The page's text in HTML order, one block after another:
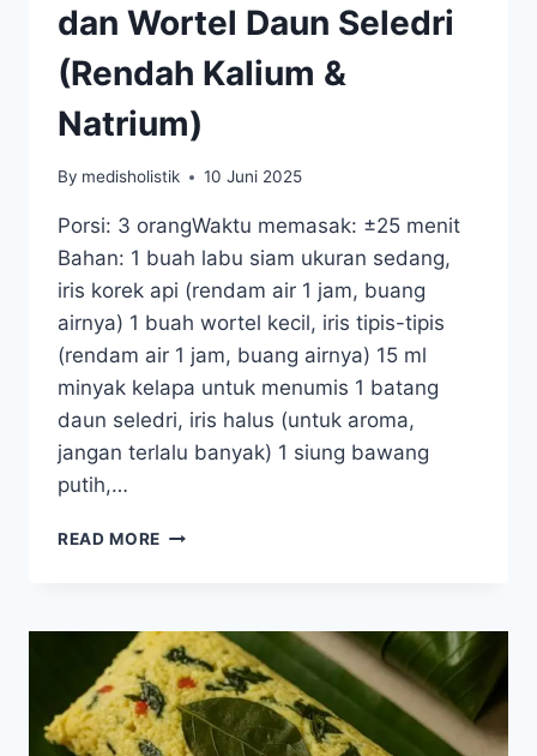
dan Wortel Daun Seledri
(Rendah Kalium &
Natrium)
By medisholistik 10 Juni 2025
Porsi: 3 orangWaktu memasak: ±25 menit
Bahan: 1 buah labu siam ukuran sedang,
iris korek api (rendam air 1 jam, buang
airnya) 1 buah wortel kecil, iris tipis-tipis
(rendam air 1 jam, buang airnya) 15 ml
minyak kelapa untuk menumis 1 batang
daun seledri, iris halus (untuk aroma,
jangan terlalu banyak) 1 siung bawang
putih,…
READ MORE RESEP
DAN
WORTEL
DAUN
SELEDRI
(RENDAH